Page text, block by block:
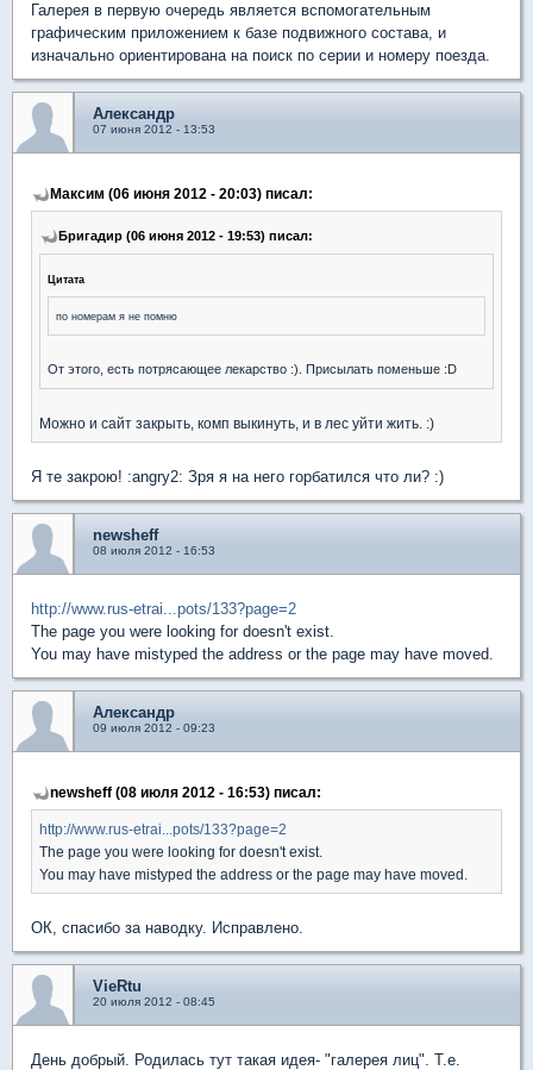
Галерея в первую очередь является вспомогательным
графическим приложением к базе подвижного состава, и
изначально ориентирована на поиск по серии и номеру поезда.
Александр
07 июня 2012 - 13:53
Максим (06 июня 2012 - 20:03) писал:
Бригадир (06 июня 2012 - 19:53) писал:
Цитата
по номерам я не помню
От этого, есть потрясающее лекарство :). Присылать поменьше :D
Можно и сайт закрыть, комп выкинуть, и в лес уйти жить. :)
Я те закрою! :angry2: Зря я на него горбатился что ли? :)
newsheff
08 июля 2012 - 16:53
http://www.rus-etrai...pots/133?page=2
The page you were looking for doesn't exist.
You may have mistyped the address or the page may have moved.
Александр
09 июля 2012 - 09:23
newsheff (08 июля 2012 - 16:53) писал:
http://www.rus-etrai...pots/133?page=2
The page you were looking for doesn't exist.
You may have mistyped the address or the page may have moved.
ОК, спасибо за наводку. Исправлено.
VieRtu
20 июля 2012 - 08:45
День добрый. Родилась тут такая идея- "галерея лиц". Т.е.